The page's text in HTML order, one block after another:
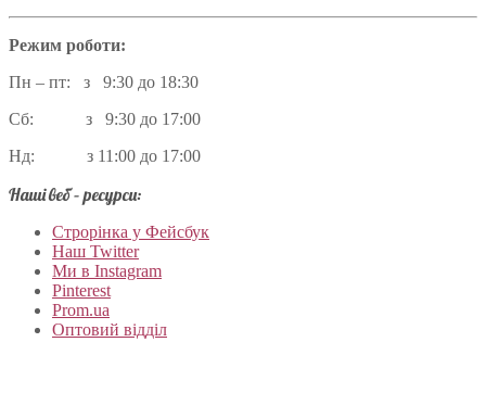
Режим роботи:
Пн – пт: з 9:30 до 18:30
Сб: з 9:30 до 17:00
Нд: з 11:00 до 17:00
Наші веб – ресурси:
Строрінка у Фейсбук
Наш Twitter
Ми в Instagram
Pinterest
Prom.ua
Оптовий відділ